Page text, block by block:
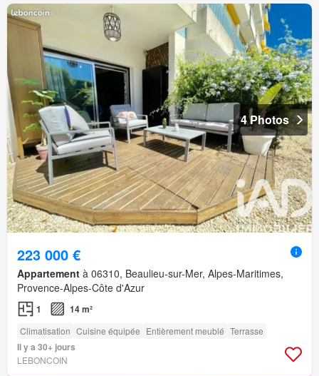
4 Photos
223 000 €
Appartement à 06310, Beaulieu-sur-Mer, Alpes-Maritimes,
Provence-Alpes-Côte d'Azur
1 14 m²
Climatisation Cuisine équipée Entièrement meublé Terrasse
Il y a 30+ jours
LEBONCOIN